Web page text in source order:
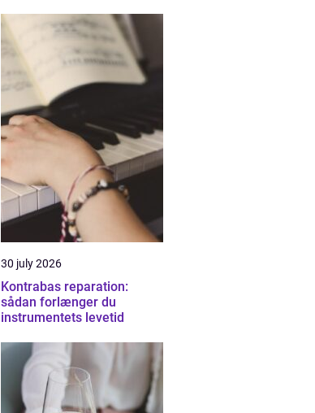
30 july 2026
Kontrabas reparation:
sådan forlænger du
instrumentets levetid